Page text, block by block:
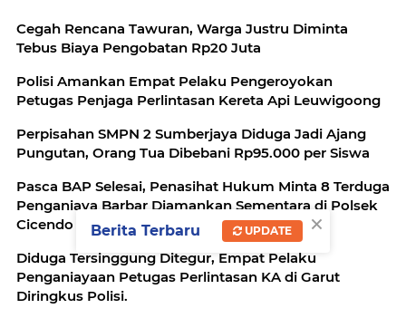
Cegah Rencana Tawuran, Warga Justru Diminta
Tebus Biaya Pengobatan Rp20 Juta
Polisi Amankan Empat Pelaku Pengeroyokan
Petugas Penjaga Perlintasan Kereta Api Leuwigoong
Perpisahan SMPN 2 Sumberjaya Diduga Jadi Ajang
Pungutan, Orang Tua Dibebani Rp95.000 per Siswa
Pasca BAP Selesai, Penasihat Hukum Minta 8 Terduga
Penganiaya Barbar Diamankan Sementara di Polsek
Cicendo
Diduga Tersinggung Ditegur, Empat Pelaku
Penganiayaan Petugas Perlintasan KA di Garut
Diringkus Polisi.
×
Berita Terbaru UPDATE